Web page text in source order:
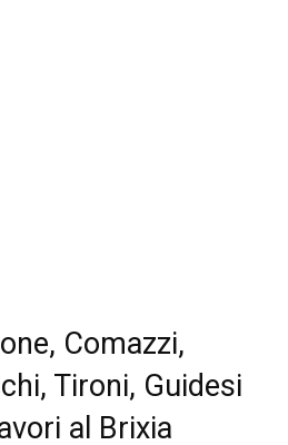
Comazzi,
Tironi, Guidesi
al Brixia